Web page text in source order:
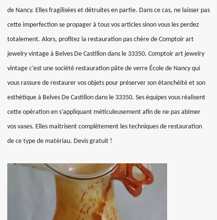
de Nancy. Elles fragilisées et détruites en partie. Dans ce cas, ne laisser pas
cette imperfection se propager à tous vos articles sinon vous les perdez
totalement. Alors, profitez la restauration pas chère de Comptoir art
jewelry vintage à Belves De Castillon dans le 33350. Comptoir art jewelry
vintage c’est une société restauration pâte de verre École de Nancy qui
vous rassure de restaurer vos objets pour préserver son étanchéité et son
esthétique à Belves De Castillon dans le 33350. Ses équipes vous réalisent
cette opération en s’appliquant méticuleusement afin de ne pas abimer
vos vases. Elles maitrisent complètement les techniques de restauration
de ce type de matériau. Devis gratuit !